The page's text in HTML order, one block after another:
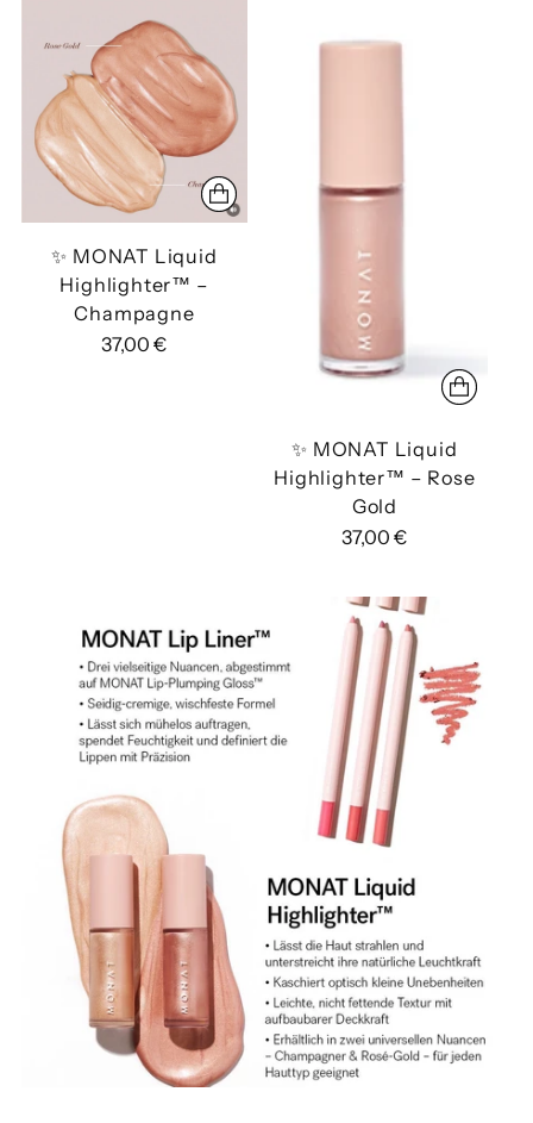
✨ MONAT Liquid
Highlighter™ –
Champagne
37,00 €
✨ MONAT Liquid
Highlighter™ – Rose
Gold
37,00 €